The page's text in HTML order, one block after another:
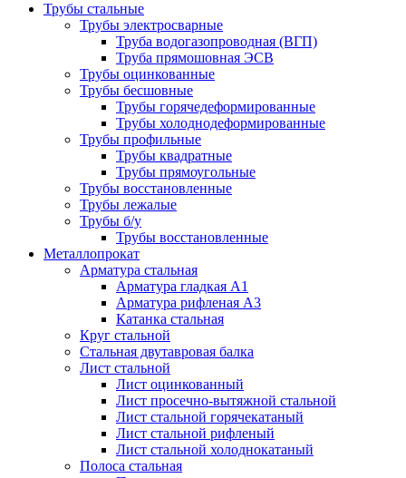
Трубы стальные
Трубы электросварные
Труба водогазопроводная (ВГП)
Труба прямошовная ЭСВ
Трубы оцинкованные
Трубы бесшовные
Трубы горячедеформированные
Трубы холоднодеформированные
Трубы профильные
Трубы квадратные
Трубы прямоугольные
Трубы восстановленные
Трубы лежалые
Трубы б/у
Трубы восстановленные
Металлопрокат
Арматура стальная
Арматура гладкая А1
Арматура рифленая А3
Катанка стальная
Круг стальной
Стальная двутавровая балка
Лист стальной
Лист оцинкованный
Лист просечно-вытяжной стальной
Лист стальной горячекатаный
Лист стальной рифленый
Лист стальной холоднокатаный
Полоса стальная